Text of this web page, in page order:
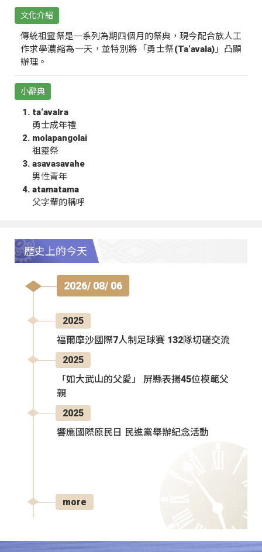
文化介紹
傳統祖靈祭是一系列為期四個月的祭典，現今配合族人工
作求學濃縮為一天，並特別將「勇士祭(Ta‘avala)」凸顯
辦理。
小辭典
ta‘avalra
勇士成年禮
molapangolai
祖靈祭
asavasavahe
男性青年
atamatama
父字輩的稱呼
歷史上的今天
2026/ 08/ 06
2025
福爾摩沙國際7人制足球賽 132隊切磋交流
2025
「如大武山的父愛」 屏縣表揚45位模範父
親
2025
響應國際原民日 民進黨舉辦紀念活動
more